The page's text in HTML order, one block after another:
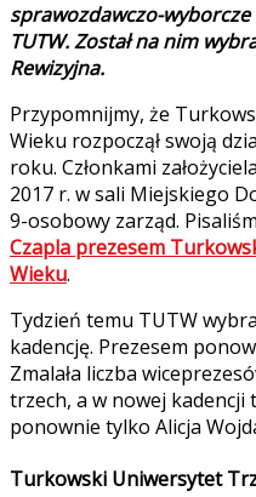
sprawozdawczo-wyborcze
TUTW. Został na nim
Rewizyjna.
Przypomnijmy, że
Wieku rozpoczął swoją
roku. Członkami
2017 r. w sali Miejskiego
9-osobowy zarząd.
Czapla prezesem
Wieku.
Tydzień temu TUTW
kadencję. Prezesem
Zmalała liczba
trzech, a w nowej kadencji
ponownie tylko Alicja
Turkowski Uniwersytet